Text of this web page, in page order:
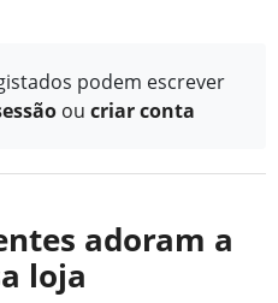
podem escrever
ou criar conta
adoram a
loja